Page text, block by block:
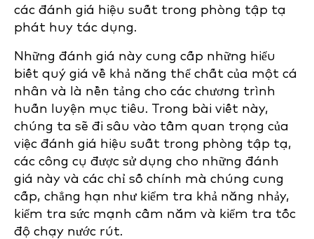
các đánh giá hiệu suất trong phòng tập tạ
phát huy tác dụng.
Những đánh giá này cung cấp những hiểu
biết quý giá về khả năng thể chất của một cá
nhân và là nền tảng cho các chương trình
huấn luyện mục tiêu. Trong bài viết này,
chúng ta sẽ đi sâu vào tầm quan trọng của
việc đánh giá hiệu suất trong phòng tập tạ,
các công cụ được sử dụng cho những đánh
giá này và các chỉ số chính mà chúng cung
cấp, chẳng hạn như kiểm tra khả năng nhảy,
kiểm tra sức mạnh cầm nắm và kiểm tra tốc
độ chạy nước rút.